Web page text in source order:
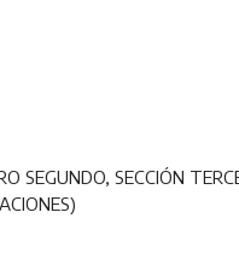
SECCIÓN